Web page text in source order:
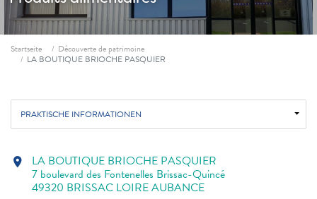
Fil d'ariane
Startseite
Découverte de patrimoine
LA BOUTIQUE BRIOCHE PASQUIER
PRAKTISCHE INFORMATIONEN
location_on LA BOUTIQUE BRIOCHE PASQUIER
7 boulevard des Fontenelles Brissac-Quincé
49320 BRISSAC LOIRE AUBANCE